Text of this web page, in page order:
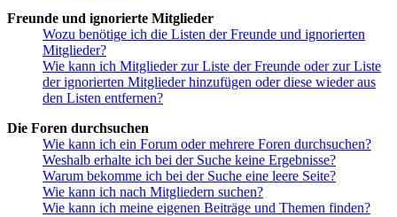
Freunde und ignorierte Mitglieder
Wozu benötige ich die Listen der Freunde und ignorierten
Mitglieder?
Wie kann ich Mitglieder zur Liste der Freunde oder zur Liste
der ignorierten Mitglieder hinzufügen oder diese wieder aus
den Listen entfernen?
Die Foren durchsuchen
Wie kann ich ein Forum oder mehrere Foren durchsuchen?
Weshalb erhalte ich bei der Suche keine Ergebnisse?
Warum bekomme ich bei der Suche eine leere Seite?
Wie kann ich nach Mitgliedern suchen?
Wie kann ich meine eigenen Beiträge und Themen finden?